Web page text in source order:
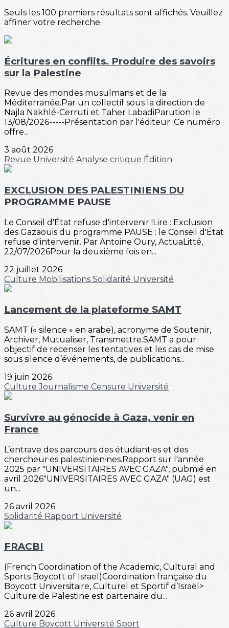
Seuls les 100 premiers résultats sont affichés. Veuillez
affiner votre recherche.
Écritures en conflits. Produire des savoirs
sur la Palestine
Revue des mondes musulmans et de la
Méditerranée.Par un collectif sous la direction de
Najla Nakhlé-Cerruti et Taher LabadiParution le
13/08/2026-----Présentation par l'éditeur :Ce numéro
offre...
3 août 2026
Revue Université Analyse critique Édition
EXCLUSION DES PALESTINIENS DU
PROGRAMME PAUSE
Le Conseil d'État refuse d'intervenir !Lire : Exclusion
des Gazaouis du programme PAUSE : le Conseil d'État
refuse d'intervenir. Par Antoine Oury, ActuaLitté,
22/07/2026Pour la deuxième fois en...
22 juillet 2026
Culture Mobilisations Solidarité Université
Lancement de la plateforme SAMT
SAMT (« silence » en arabe), acronyme de Soutenir,
Archiver, Mutualiser, Transmettre.SAMT a pour
objectif de recenser les tentatives et les cas de mise
sous silence d’événements, de publications...
19 juin 2026
CultureJournalisme Censure Université
Survivre au génocide à Gaza, venir en
France
L’entrave des parcours des étudiant·es et des
chercheur·es palestinien·nes.Rapport sur l'année
2025 par "UNIVERSITAIRES AVEC GAZA", pubmié en
avril 2026"UNIVERSITAIRES AVEC GAZA" (UAG) est
un...
26 avril 2026
Solidarité Rapport Université
FRACBI
(French Coordination of the Academic, Cultural and
Sports Boycott of Israel)Coordination française du
Boycott Universitaire, Culturel et Sportif d’Israël>
Culture de Palestine est partenaire du...
26 avril 2026
Culture Boycott Université Sport